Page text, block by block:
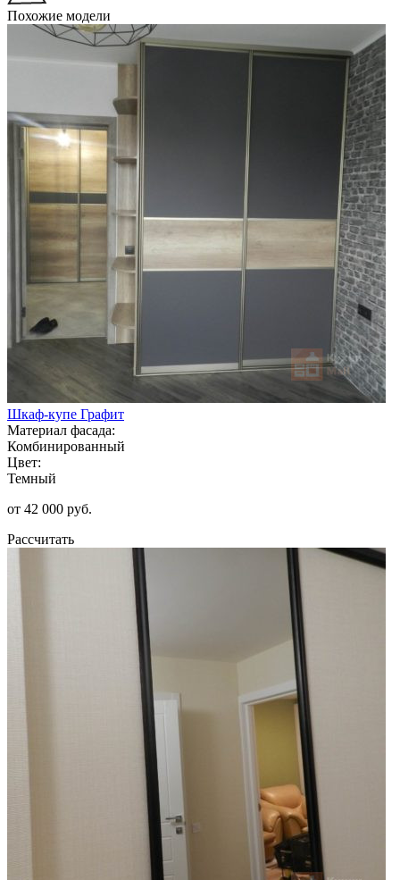
Похожие модели
Шкаф-купе Графит
Материал фасада:
Комбинированный
Цвет:
Темный
от 42 000 руб.
Рассчитать